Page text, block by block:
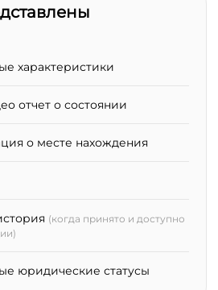
характеристики
отчет о состоянии
о месте нахождения
(когда принято и доступно
юридические статусы